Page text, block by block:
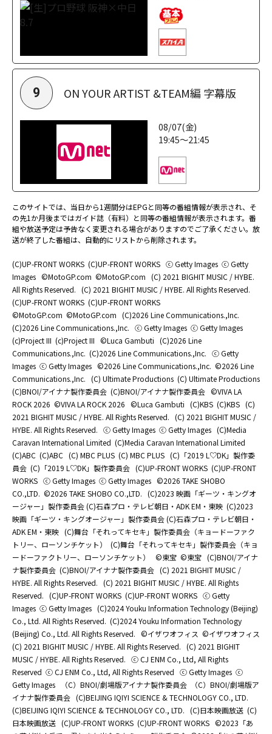
9 ON YOUR ARTIST &TEAM編 字幕版
08/07(金)
19:45～21:45
このサイトでは、当日から1週間分はEPGと同等の番組情報が表示され、そ
の先1か月後まではガイド誌（有料）と同等の番組情報が表示されます。番
組や放送予定は予告なく変更される場合がありますのでご了承ください。放
送が終了した番組は、自動的にリストから削除されます。
(C)UP-FRONT WORKS (C)UP-FRONT WORKS ⓒ Getty Images ⓒ Getty
Images ©MotoGP.com ©MotoGP.com (C) 2021 BIGHIT MUSIC / HYBE.
All Rights Reserved. (C) 2021 BIGHIT MUSIC / HYBE. All Rights Reserved.
(C)UP-FRONT WORKS (C)UP-FRONT WORKS
©MotoGP.com ©MotoGP.com (C)2026 Line Communications.,Inc.
(C)2026 Line Communications.,Inc. ⓒ Getty Images ⓒ Getty Images
(c)Project III (c)Project III ©Luca Gambuti (C)2026 Line
Communications.,Inc. (C)2026 Line Communications.,Inc. ⓒ Getty
Images ⓒ Getty Images ©2026 Line Communications.,Inc. ©2026 Line
Communications.,Inc. (C) Ultimate Productions (C) Ultimate Productions
(C)BNOI/アイナナ製作委員会 (C)BNOI/アイナナ製作委員会 ©️VIVA LA
ROCK 2026 ©️VIVA LA ROCK 2026 ©Luca Gambuti (C)KBS (C)KBS (C)
2021 BIGHIT MUSIC / HYBE. All Rights Reserved. (C) 2021 BIGHIT MUSIC /
HYBE. All Rights Reserved. ⓒ Getty Images ⓒ Getty Images (C)Media
Caravan International Limited (C)Media Caravan International Limited
(C)ABC (C)ABC (C) MBC PLUS (C) MBC PLUS (C)「2019 L♡DK」製作委
員会 (C)「2019 L♡DK」製作委員会 (C)UP-FRONT WORKS (C)UP-FRONT
WORKS ⓒ Getty Images ⓒ Getty Images ©2026 TAKE SHOBO
CO.,LTD. ©2026 TAKE SHOBO CO.,LTD. (C)2023 映画「ギーツ・キングオ
ージャー」製作委員会 (C)石森プロ・テレビ朝日・ADK EM・東映 (C)2023
映画「ギーツ・キングオージャー」製作委員会 (C)石森プロ・テレビ朝日・
ADK EM・東映 (C)舞台「それってキセキ」製作委員会（キョードーファク
トリー、ローソンチケット）
(C)舞台「それってキセキ」製作委員会（キョ
ードーファクトリー、ローソンチケット）
©東宝 ©東宝 (C)BNOI/アイナ
ナ製作委員会 (C)BNOI/アイナナ製作委員会 (C) 2021 BIGHIT MUSIC /
HYBE. All Rights Reserved. (C) 2021 BIGHIT MUSIC / HYBE. All Rights
Reserved. (C)UP-FRONT WORKS (C)UP-FRONT WORKS ⓒ Getty
Images ⓒ Getty Images (C)2024 Youku Information Technology (Beijing)
Co., Ltd. All Rights Reserved. (C)2024 Youku Information Technology
(Beijing) Co., Ltd. All Rights Reserved. ©イザワオフィス ©イザワオフィス
(C) 2021 BIGHIT MUSIC / HYBE. All Rights Reserved. (C) 2021 BIGHIT
MUSIC / HYBE. All Rights Reserved. ⓒ CJ ENM Co., Ltd, All Rights
Reserved ⓒ CJ ENM Co., Ltd, All Rights Reserved ⓒ Getty Images ⓒ
Getty Images
（C）BNOI/劇場版アイナナ製作委員会
（C）BNOI/劇場版ア
イナナ製作委員会 (C)BEIJING IQIYI SCIENCE & TECHNOLOGY CO., LTD.
(C)BEIJING IQIYI SCIENCE & TECHNOLOGY CO., LTD. (C)日本映画放送 (C)
日本映画放送 (C)UP-FRONT WORKS (C)UP-FRONT WORKS ©2023「あ